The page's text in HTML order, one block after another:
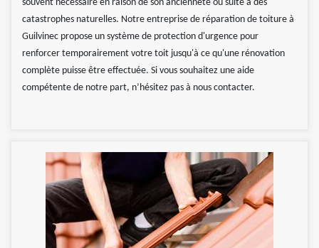
souvent nécessaire en raison de son ancienneté ou suite à des
catastrophes naturelles. Notre entreprise de réparation de toiture à
Guilvinec propose un système de protection d'urgence pour
renforcer temporairement votre toit jusqu'à ce qu'une rénovation
complète puisse être effectuée. Si vous souhaitez une aide
compétente de notre part, n’hésitez pas à nous contacter.